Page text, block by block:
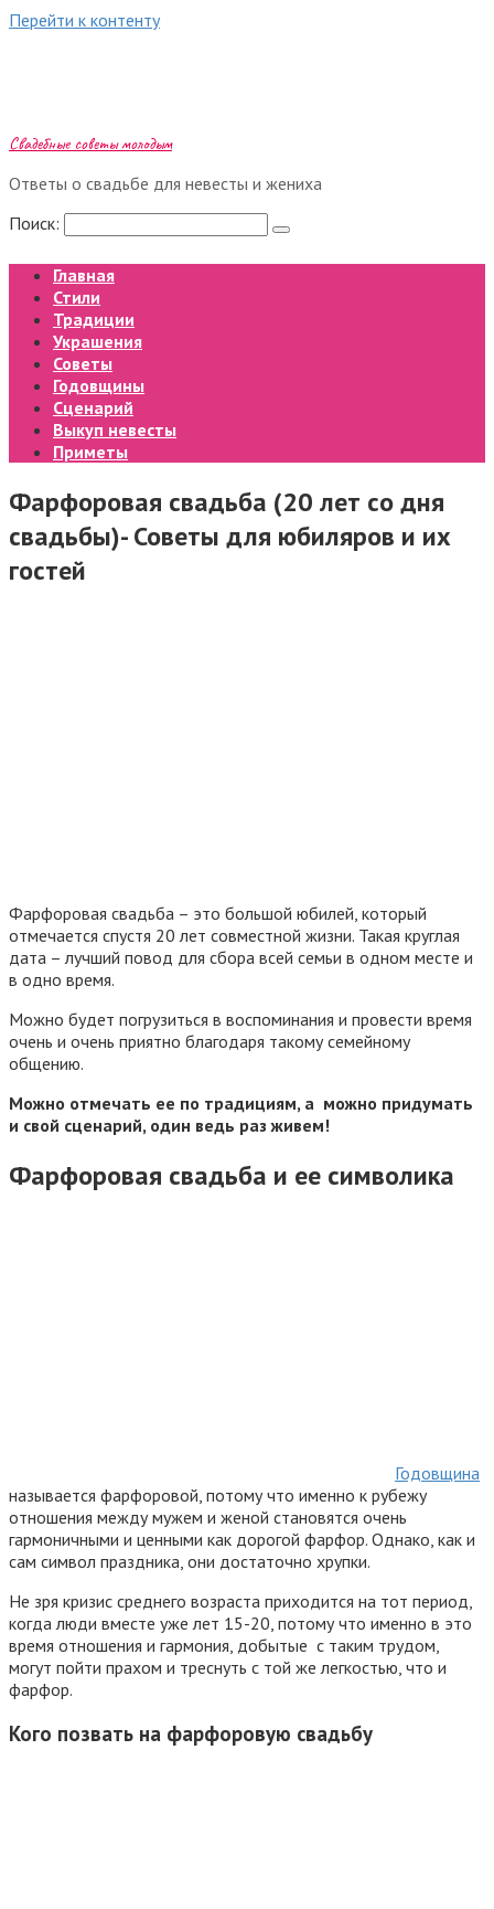
Перейти к контенту
Свадебные советы молодым
Ответы о свадьбе для невесты и жениха
Поиск:
Главная
Стили
Традиции
Украшения
Советы
Годовщины
Сценарий
Выкуп невесты
Приметы
Фарфоровая свадьба (20 лет со дня
свадьбы)- Советы для юбиляров и их
гостей
Фарфоровая свадьба – это большой юбилей, который
отмечается спустя 20 лет совместной жизни. Такая круглая
дата – лучший повод для сбора всей семьи в одном месте и
в одно время.
Можно будет погрузиться в воспоминания и провести время
очень и очень приятно благодаря такому семейному
общению.
Можно отмечать ее по традициям, а можно придумать
и свой сценарий, один ведь раз живем!
Фарфоровая свадьба и ее символика
Годовщина
называется фарфоровой, потому что именно к рубежу
отношения между мужем и женой становятся очень
гармоничными и ценными как дорогой фарфор. Однако, как и
сам символ праздника, они достаточно хрупки.
Не зря кризис среднего возраста приходится на тот период,
когда люди вместе уже лет 15-20, потому что именно в это
время отношения и гармония, добытые с таким трудом,
могут пойти прахом и треснуть с той же легкостью, что и
фарфор.
Кого позвать на фарфоровую свадьбу